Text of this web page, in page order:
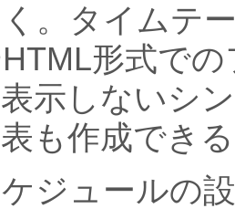
。タイムテ
形式で
示しないシ
も作成でき
ジュールの